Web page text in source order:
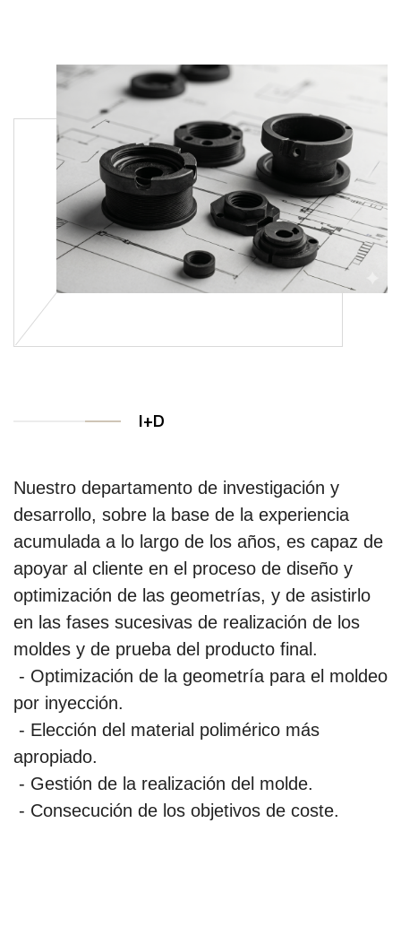
I+D
Nuestro departamento de investigación y
desarrollo, sobre la base de la experiencia
acumulada a lo largo de los años, es capaz de
apoyar al cliente en el proceso de diseño y
optimización de las geometrías, y de asistirlo
en las fases sucesivas de realización de los
moldes y de prueba del producto final.
- Optimización de la geometría para el moldeo
por inyección.
- Elección del material polimérico más
apropiado.
- Gestión de la realización del molde.
- Consecución de los objetivos de coste.